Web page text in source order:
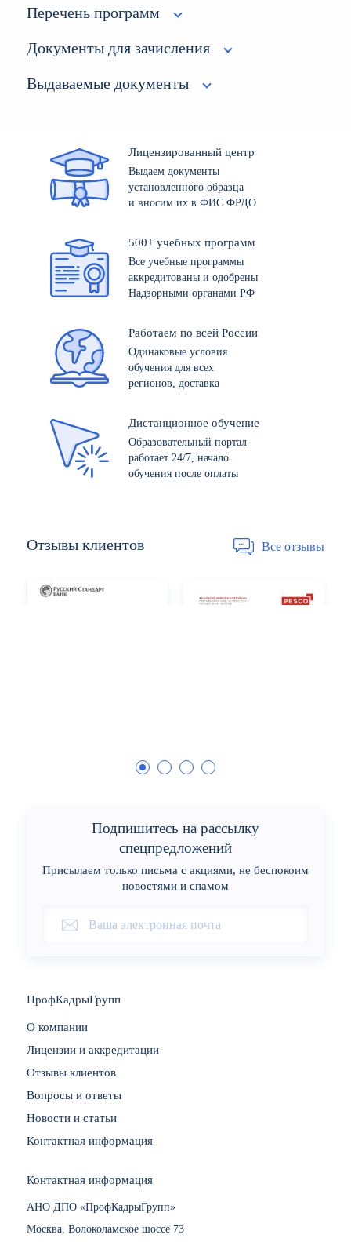
Перечень программ
Документы для зачисления
Выдаваемые документы
Лицензированный центр
Выдаем документы
установленного образца
и вносим их в ФИС ФРДО
500+ учебных программ
Все учебные программы
аккредитованы и одобрены
Надзорными органами РФ
Работаем по всей России
Одинаковые условия
обучения для всех
регионов, доставка
Дистанционное обучение
Образовательный портал
работает 24/7, начало
обучения после оплаты
Отзывы клиентов Все отзывы
Подпишитесь на рассылку
спецпредложений
Присылаем только письма с акциями, не беспокоим
новостями и спамом
ПрофКадрыГрупп
О компании
Лицензии и аккредитации
Отзывы клиентов
Вопросы и ответы
Новости и статьи
Контактная информация
Контактная информация
АНО ДПО «ПрофКадрыГрупп»
Москва, Волоколамское шоссе 73